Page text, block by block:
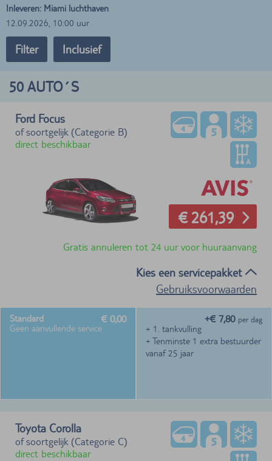
Inleveren: Miami luchthaven
12.09.2026, 10:00 uur
Filter Inclusief
50 AUTO´S
Ford Focus
of soortgelijk (Categorie B)
direct beschikbaar
€ 261,39
Gratis annuleren tot 24 uur voor huuraanvang
Kies een servicepakket
Gebruiksvoorwaarden
Standard
Geen aanvullende service
€ 0,00
+ 1. tankvulling
+ Tenminste 1 extra bestuurder
vanaf 25 jaar
+€ 7,80 per dag
Toyota Corolla
of soortgelijk (Categorie C)
direct beschikbaar